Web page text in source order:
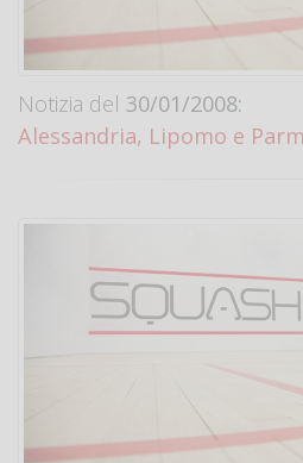
Notizia del 30/01/2008:
Alessandria, Lipomo e